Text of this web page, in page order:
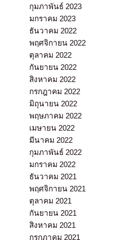
กุมภาพันธ์ 2023
มกราคม 2023
ธันวาคม 2022
พฤศจิกายน 2022
ตุลาคม 2022
กันยายน 2022
สิงหาคม 2022
กรกฎาคม 2022
มิถุนายน 2022
พฤษภาคม 2022
เมษายน 2022
มีนาคม 2022
กุมภาพันธ์ 2022
มกราคม 2022
ธันวาคม 2021
พฤศจิกายน 2021
ตุลาคม 2021
กันยายน 2021
สิงหาคม 2021
กรกฎาคม 2021